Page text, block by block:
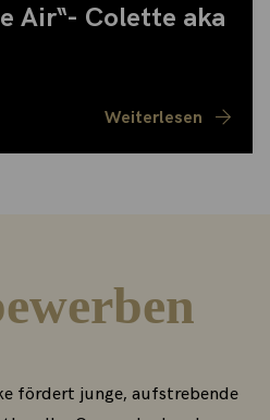
Air“- Colette aka
Weiterlesen
fördert junge, aufstrebende